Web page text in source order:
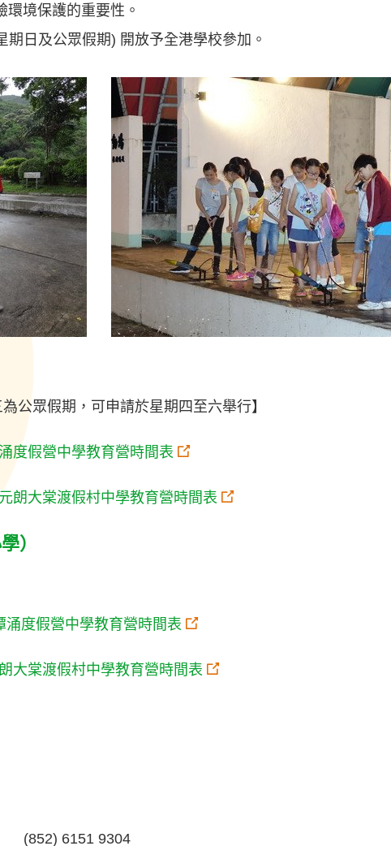
境保護的重要性。
日及公眾假期) 開放予全港學校參加。
公眾假期，可申請於星期四至六舉行】
度假營中學教育營時間表
元朗大棠渡假村中學教育營時間表
）
涌度假營中學教育營時間表
大棠渡假村中學教育營時間表
(852) 6151 9304